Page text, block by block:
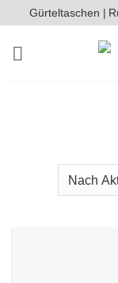
Inhalt
springen
Gürteltaschen |